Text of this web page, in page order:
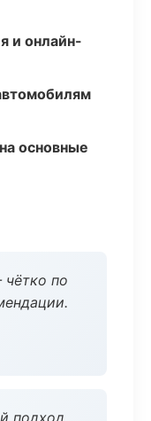
и онлайн-
основные
по
подход.